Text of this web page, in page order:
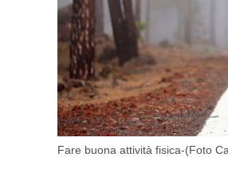
Fare buona attività fisica-(Foto